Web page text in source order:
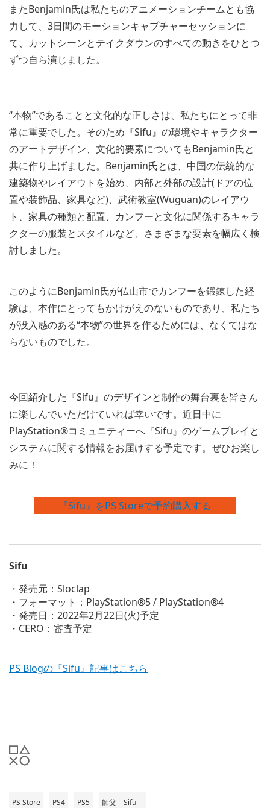
またBenjamin氏は私たちのアニメーションチームとも協
力して、3日間のモーションキャプチャーセッションに
て、カットシーンとテイクダウンのすべての動きをひとつ
ずつ自ら演じました。
“本物”であることと文化的な正しさは、私たちにとって非
常に重要でした。そのため『Sifu』の環境やキャラクター
のアートデザイン、文化的要素についてもBenjamin氏と
共に作り上げました。Benjamin氏とは、中国の伝統的な
建築物やレイアウトを始め、内部と外部の設計(ドアの位
置や装飾品、家具など)、武術教室(Wuguan)のレイアウ
ト、家具の種類と配置、カンフーと文化に関係するキャラ
クターの服装とスタイルなど、さまざまな要素を幅広く検
討しました。
このようにBenjamin氏が仏山市でカンフーを鍛錬した経
験は、本作にとってもかけがえのないものであり、私たち
が没入感のある“本物”の世界を作るためには、なくてはな
らないものでした。
今回紹介した『Sifu』のデザインと制作の舞台裏を皆さん
に楽しんでいただけていれば幸いです。近日中に
PlayStation®コミュニティーへ『Sifu』のゲームプレイと
システムに関する情報をお届けする予定です。ぜひお楽し
みに！
『Sifu』をPS Storeで予約購入する
Sifu
・発売元：Sloclap
・フォーマット：PlayStation®5 / PlayStation®4
・発売日：2022年2月22日(火)予定
・CERO：審査予定
PS Blogの『Sifu』記事はこちら
PS Store PS4 PS5 師父―Sifu―